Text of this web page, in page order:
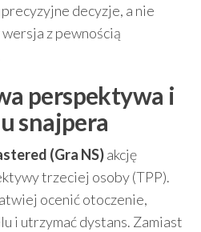
decyzje, a nie
z pewnością
perspektywa i
snajpera
(Gra NS)akcję
trzeciej osoby (TPP).
ocenić otoczenie,
i utrzymać dystans. Zamiast